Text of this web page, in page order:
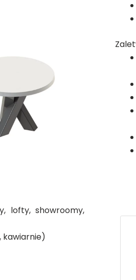
lofty, showroomy,
kawiarnie)